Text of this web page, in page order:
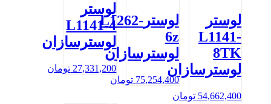
لوستر
L1141-
8TK
لوسترسازان
54,662,400 تومان
لوسترL1262-
6z
لوسترسازان
75,254,400 تومان
لوستر
L1141-4
لوسترسازان
27,331,200 تومان